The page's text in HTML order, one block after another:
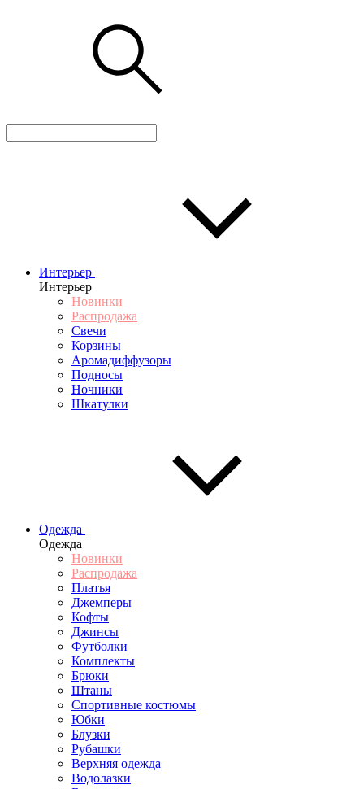
Интерьер
Интерьер
Новинки
Распродажа
Свечи
Корзины
Аромадиффузоры
Подносы
Ночники
Шкатулки
Одежда
Одежда
Новинки
Распродажа
Платья
Джемперы
Кофты
Джинсы
Футболки
Комплекты
Брюки
Штаны
Спортивные костюмы
Юбки
Блузки
Рубашки
Верхняя одежда
Водолазки